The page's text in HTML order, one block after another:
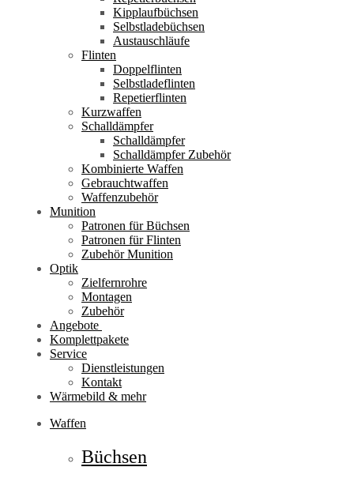
Kipplaufbüchsen
Selbstladebüchsen
Austauschläufe
Flinten
Doppelflinten
Selbstladeflinten
Repetierflinten
Kurzwaffen
Schalldämpfer
Schalldämpfer
Schalldämpfer Zubehör
Kombinierte Waffen
Gebrauchtwaffen
Waffenzubehör
Munition
Patronen für Büchsen
Patronen für Flinten
Zubehör Munition
Optik
Zielfernrohre
Montagen
Zubehör
Angebote
Komplettpakete
Service
Dienstleistungen
Kontakt
Wärmebild & mehr
Waffen
Büchsen